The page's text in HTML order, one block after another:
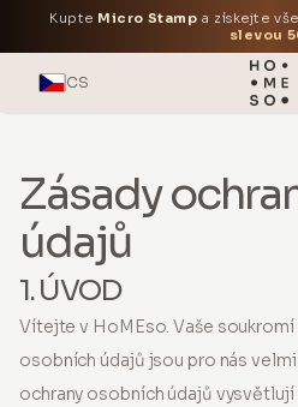
Kupte Micro Stamp a získejte
slevou
CS
Zásady
údajů
1. ÚVOD
Vítejte v HoMEso. Vaše
osobních údajů jsou pro nás
ochrany osobních údajů